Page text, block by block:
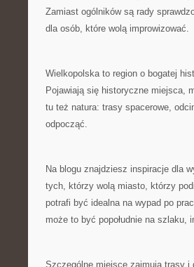
Zamiast ogólników są rady
dla osób, które wolą improwizować.
Wielkopolska to region o bogatej
Pojawiają się historyczne miejsca,
tu też natura: trasy spacerowe,
odpocząć.
Na blogu znajdziesz inspiracje dla
tych, którzy wolą miasto, którzy
potrafi być idealna na wypad po
może to być popołudnie na szlaku,
Szczególne miejsce zajmują trasy i